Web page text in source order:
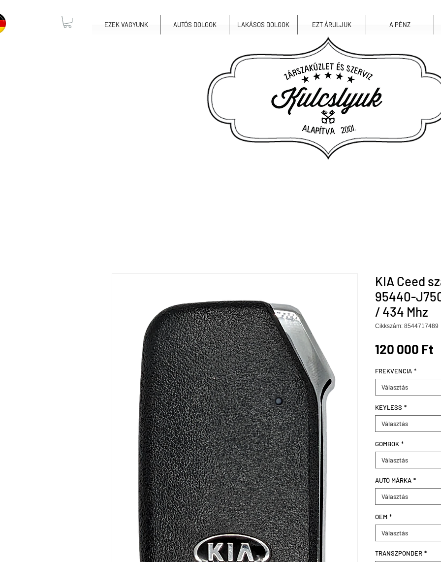
EZEK VAGYUNK AUTÓS DOLGOK LAKÁSOS DOLGOK EZT ÁRULJUK A PÉNZ
KIA Ceed
95440-
/ 434 Mhz
Cikkszám: 8544717489
120 000 Ft
FREKVENCIA *
Választás
KEYLESS *
Választás
GOMBOK *
Választás
AUTÓ MÁRKA *
Választás
OEM *
Választás
TRANSZPONDER *